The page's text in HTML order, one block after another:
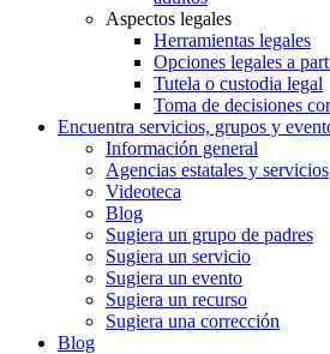
Aspectos legales
Herramientas legales
Opciones legales a
Tutela o custodia legal
Toma de decisiones
Encuentra servicios, grupos y
Información general
Agencias estatales y servicios
Videoteca
Blog
Sugiera un grupo de padres
Sugiera un servicio
Sugiera un evento
Sugiera un recurso
Sugiera una corrección
Blog